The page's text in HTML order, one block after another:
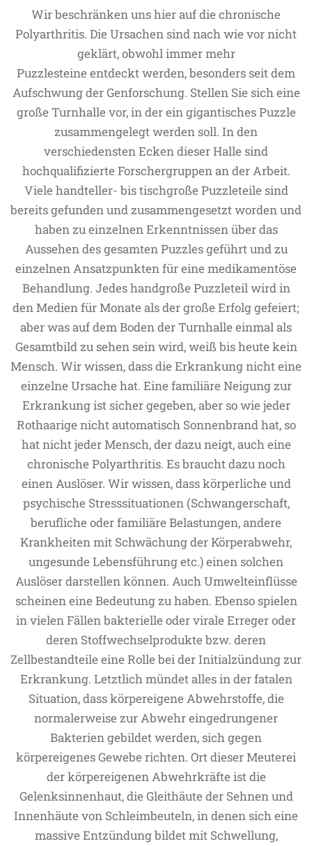
Wir beschränken uns hier auf die chronische
Polyarthritis. Die Ursachen sind nach wie vor nicht
geklärt, obwohl immer mehr
Puzzlesteine entdeckt werden, besonders seit dem
Aufschwung der Genforschung. Stellen Sie sich eine
große Turnhalle vor, in der ein gigantisches Puzzle
zusammengelegt werden soll. In den
verschiedensten Ecken dieser Halle sind
hochqualifizierte Forschergruppen an der Arbeit.
Viele handteller- bis tischgroße Puzzleteile sind
bereits gefunden und zusammengesetzt worden und
haben zu einzelnen Erkenntnissen über das
Aussehen des gesamten Puzzles geführt und zu
einzelnen Ansatzpunkten für eine medikamentöse
Behandlung. Jedes handgroße Puzzleteil wird in
den Medien für Monate als der große Erfolg gefeiert;
aber was auf dem Boden der Turnhalle einmal als
Gesamtbild zu sehen sein wird, weiß bis heute kein
Mensch. Wir wissen, dass die Erkrankung nicht eine
einzelne Ursache hat. Eine familiäre Neigung zur
Erkrankung ist sicher gegeben, aber so wie jeder
Rothaarige nicht automatisch Sonnenbrand hat, so
hat nicht jeder Mensch, der dazu neigt, auch eine
chronische Polyarthritis. Es braucht dazu noch
einen Auslöser. Wir wissen, dass körperliche und
psychische Stresssituationen (Schwangerschaft,
berufliche oder familiäre Belastungen, andere
Krankheiten mit Schwächung der Körperabwehr,
ungesunde Lebensführung etc.) einen solchen
Auslöser darstellen können. Auch Umwelteinflüsse
scheinen eine Bedeutung zu haben. Ebenso spielen
in vielen Fällen bakterielle oder virale Erreger oder
deren Stoffwechselprodukte bzw. deren
Zellbestandteile eine Rolle bei der Initialzündung zur
Erkrankung. Letztlich mündet alles in der fatalen
Situation, dass körpereigene Abwehrstoffe, die
normalerweise zur Abwehr eingedrungener
Bakterien gebildet werden, sich gegen
körpereigenes Gewebe richten. Ort dieser Meuterei
der körpereigenen Abwehrkräfte ist die
Gelenksinnenhaut, die Gleithäute der Sehnen und
Innenhäute von Schleimbeuteln, in denen sich eine
massive Entzündung bildet mit Schwellung,